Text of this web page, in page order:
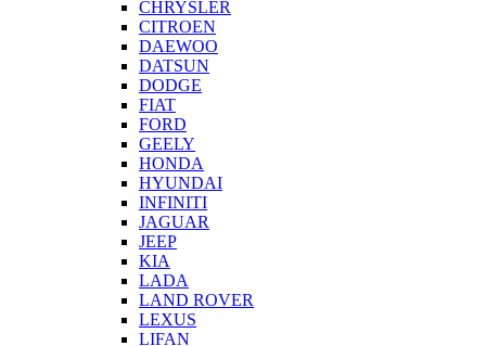
CHRYSLER
CITROEN
DAEWOO
DATSUN
DODGE
FIAT
FORD
GEELY
HONDA
HYUNDAI
INFINITI
JAGUAR
JEEP
KIA
LADA
LAND ROVER
LEXUS
LIFAN